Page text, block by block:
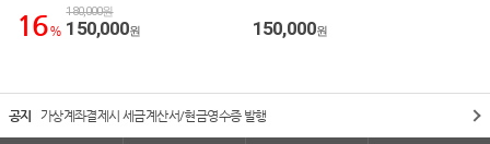
16 %
180,000원
150,000원 150,000원
공지 가상계좌결제시 세금계산서/현금영수증 발행